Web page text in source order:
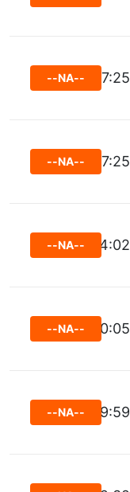
07:25
--NA--
07:25
--NA--
14:02
--NA--
10:05
--NA--
09:59
--NA--